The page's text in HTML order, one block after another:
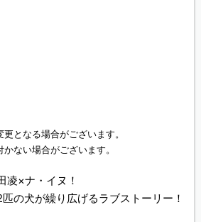
となる場合がございます。
ない場合がございます。
凌×ナ・イヌ！
の犬が繰り広げるラブストーリー！